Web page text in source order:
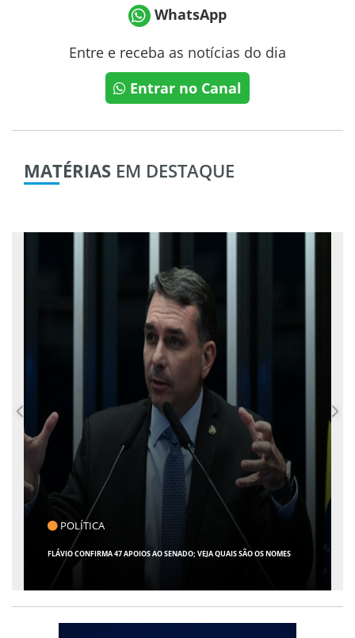
WhatsApp
Entre e receba as notícias do dia
Entrar no Canal
MATÉRIAS EM DESTAQUE
CLICK INDICA
GIRO POR SERGIPE, BRASIL E MUNDO - 07 DE AGOSTO DE 2026